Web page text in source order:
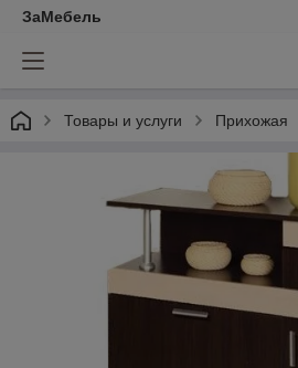
ЗаМебель
Товары и услуги Прихожая